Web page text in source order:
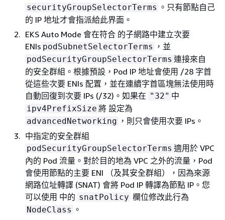
securityGroupSelectorTerms 。只有節點自己
的 IP 地址才會指派給此界面。
EKS Auto Mode 會在符合 的子網路中建立次要
ENIs podSubnetSelectorTerms ，並
podSecurityGroupSelectorTerms 連接來自
的安全群組。根據預設，Pod IP 地址會使用 /28 字首
從這些次要 ENIs 配置，並在連續字首區塊無法使用時
自動回復到次要 IPs (/32)。如果在 "32" 中
ipv4PrefixSize 將 設定為
advancedNetworking ，則只會使用次要 IPs。
中指定的安全群組
podSecurityGroupSelectorTerms 適用於 VPC
內的 Pod 流量。對於目的地為 VPC 之外的流量，Pod
會使用節點的主要 ENI （及其安全群組），因為來源
網路位址轉譯 (SNAT) 會將 Pod IP 轉譯為節點 IP。您
可以使用 中的 snatPolicy 欄位修改此行為
NodeClass 。